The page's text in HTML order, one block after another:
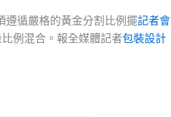
遵循嚴格的黃金分割比例擺記者會
例混合。報全媒體記者包裝設計